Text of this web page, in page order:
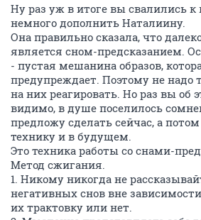
Ну раз уж в итоге вы свалились к
немного дополнить Наталиину.
Она правильно сказала, что
является сном-предсказанием.
- пустая мешанина образов,
предупреждает. Поэтому не надо
на них реагировать. Но раз вы об
видимо, в душе поселилось
предложу сделать сейчас, а
технику и в будущем.
Это техника работы со снами-
Метод сжигания.
1. Никому никогда не
негативных снов вне
их трактовку или нет.